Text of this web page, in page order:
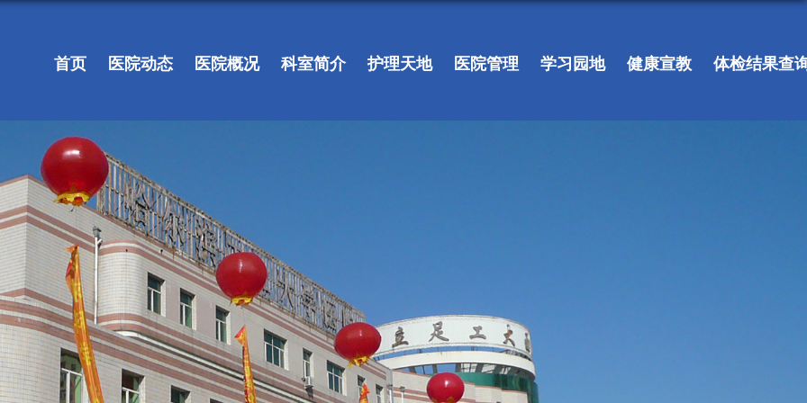
首页 医院动态 医院概况 科室简介 护理天地 医院管理 学习园地 健康宣教 体检结果查